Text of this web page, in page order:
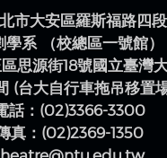
北市大安區羅斯福路四段
學系 （校總區一號館）
思源街18號國立臺灣
(台大自行車拖吊移置場